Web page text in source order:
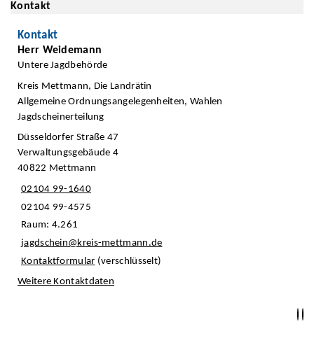
Kontakt
Kontakt
Herr Weidemann
Untere Jagdbehörde
Kreis Mettmann, Die Landrätin
Allgemeine Ordnungsangelegenheiten, Wahlen
Jagdscheinerteilung
Düsseldorfer Straße 47
Verwaltungsgebäude 4
40822 Mettmann
02104 99-1640
02104 99-4575
Raum: 4.261
jagdschein@kreis-mettmann.de
Kontaktformular (verschlüsselt)
Weitere Kontaktdaten